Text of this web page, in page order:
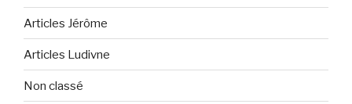
Articles Jérôme
Articles Ludivne
Non classé